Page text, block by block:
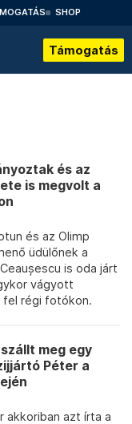
SHOP
Támogatás
és az
is megvolt a
és az Olimp
üdülőnek a
is oda járt
vágyott
fel régi fotókon.
meg egy
Péter a
akkoriban azt írta a